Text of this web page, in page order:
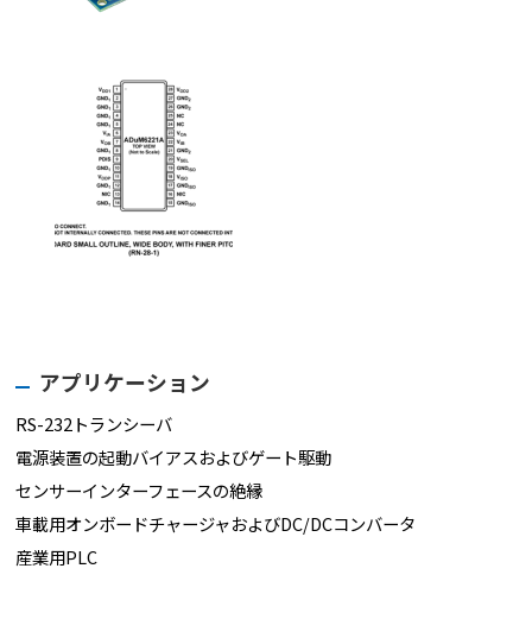
アプリケーション
RS-232トランシーバ
電源装置の起動バイアスおよびゲート駆動
センサーインターフェースの絶縁
車載用オンボードチャージャおよびDC/DCコンバータ
産業用PLC